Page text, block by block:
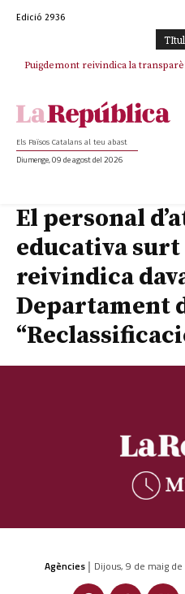
Edició 2936
Puigdemont reivindica la
Els Països Catalans al teu abast
Diumenge, 09 de agost del 2026
El personal
educativa
reivindica
Departament
Agències | Dijous, 9 de maig